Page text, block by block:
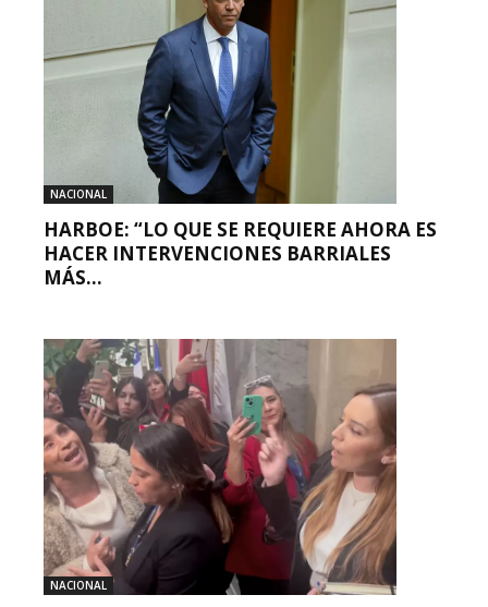
NACIONAL
HARBOE: “LO QUE SE REQUIERE AHORA ES
HACER INTERVENCIONES BARRIALES
MÁS...
NACIONAL